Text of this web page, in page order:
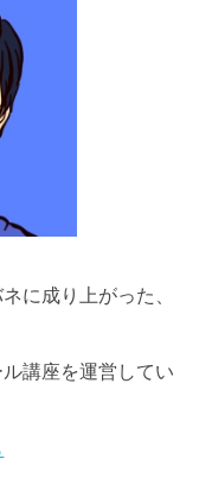
に成り上がった、
講座を運営してい